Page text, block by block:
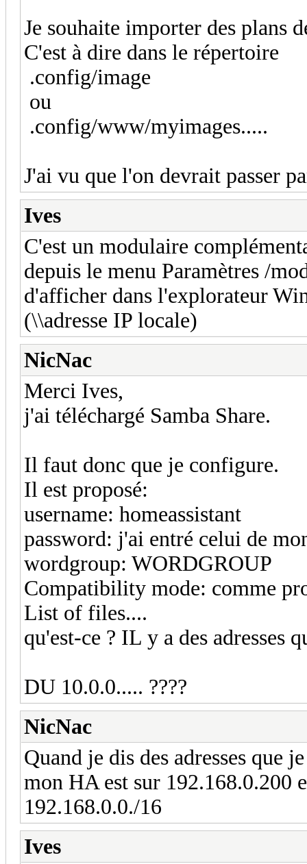
Je souhaite importer des plans
C'est à dire dans le répertoire
.config/image
ou
.config/www/myimages.....
J'ai vu que l'on devrait passer
Ives
C'est un modulaire
depuis le menu Paramètres /
d'afficher dans l'explorateur
(\\adresse IP locale)
NicNac
Merci Ives,
j'ai téléchargé Samba Share.
Il faut donc que je configure.
Il est proposé:
username: homeassistant
password: j'ai entré celui de
wordgroup: WORDGROUP
Compatibility mode: comme
List of files....
qu'est-ce ? IL y a des adresses
DU 10.0.0..... ????
NicNac
Quand je dis des adresses que
mon HA est sur 192.168.0.200
192.168.0.0./16
Ives